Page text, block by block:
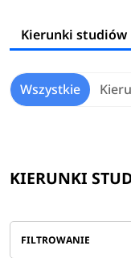
Kierunki studiów
Wszystkie
KIERUNKI
FILTROWANIE